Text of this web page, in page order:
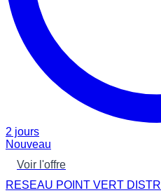
2 jours
Nouveau
Voir l'offre
RESEAU POINT VERT DISTRI